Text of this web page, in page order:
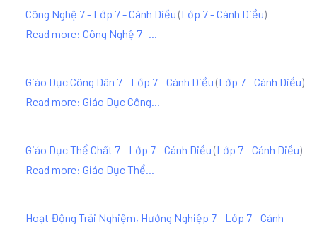
Công Nghệ 7 - Lớp 7 - Cánh Diều (Lớp 7 - Cánh Diều)
Read more: Công Nghệ 7 -...
Giáo Dục Công Dân 7 - Lớp 7 - Cánh Diều (Lớp 7 - Cánh Diều)
Read more: Giáo Dục Công...
Giáo Dục Thể Chất 7 - Lớp 7 - Cánh Diều (Lớp 7 - Cánh Diều)
Read more: Giáo Dục Thể...
Hoạt Động Trải Nghiệm, Hướng Nghiệp 7 - Lớp 7 - Cánh